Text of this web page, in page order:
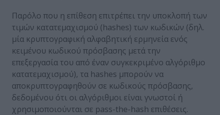
Παρόλο που η επίθεση επιτρέπει την υποκλοπή των
τιμών κατατεμαχισμού (hashes) των κωδικών (δηλ.
μία κρυπτογραφική αλφαβητική ερμηνεία ενός
κειμένου κωδικού πρόσβασης μετά την
επεξεργασία του από έναν συγκεκριμένο αλγόριθμο
κατατεμαχισμού), τα hashes μπορούν να
αποκρυπτογραφηθούν σε κωδικούς πρόσβασης,
δεδομένου ότι οι αλγόριθμοι είναι γνωστοί ή
χρησιμοποιούνται σε pass-the-hash επιθέσεις.